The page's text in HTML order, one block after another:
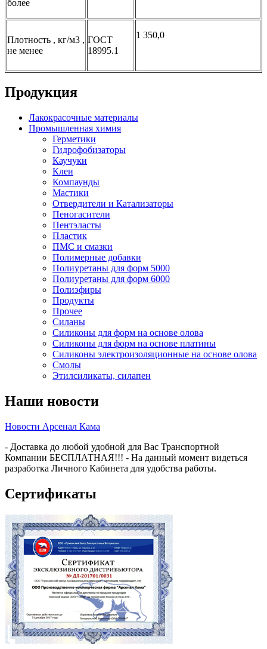
более
Плотность , кг/м3 ,
не менее
ГОСТ
18995.1
1 350,0
Продукция
Лакокрасочные материалы
Промышленная химия
Герметики
Гидрофобизаторы
Каучуки
Клеи
Компаунды
Мастики
Отвердители и Катализаторы
Пеногасители
Пентэласты
Пластик
ПМС и смазки
Полимерные добавки
Полиуретаны для форм 5000
Полиуретаны для форм 6000
Полиэфиры
Продукты
Прочее
Силаны
Силиконы для форм на основе олова
Силиконы для форм на основе платины
Силиконы электроизоляционные на основе олова
Смолы
Этилсиликаты, силапен
Наши новости
Новости Арсенал Кама
- Доставка до любой удобной для Вас Транспортной
Компании БЕСПЛАТНАЯ!!! - На данный момент видеться
разработка Личного Кабинета для удобства работы.
Сертификаты